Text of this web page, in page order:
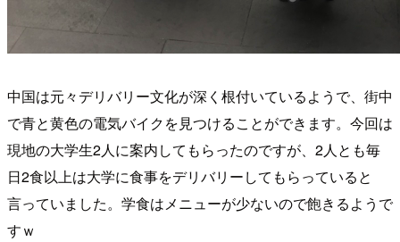
中国は元々デリバリー文化が深く根付いているようで、街中
で青と黄色の電気バイクを見つけることができます。今回は
現地の大学生2人に案内してもらったのですが、2人とも毎
日2食以上は大学に食事をデリバリーしてもらっていると
言っていました。学食はメニューが少ないので飽きるようで
すｗ